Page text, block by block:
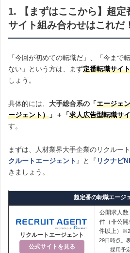
1. 【まずはここから】超定
サイト組み合わせはこれだ！
「今回が初めての転職だ」、「今まで
ない」という方は、まず定番転職サイ
しょう。
具体的には、 大手総合系の「エージェ
ージェント） 」＋「求人広告型転職サ
す。
まずは、人材業界大手企業のリクルー
クルートエージェント 』と『 リクナビ
きましょう。
超定番の転職エージ
リクルートエージェント
公式サイトを見る
公開求人
件（非公
件以上）
29日時点。
採用予